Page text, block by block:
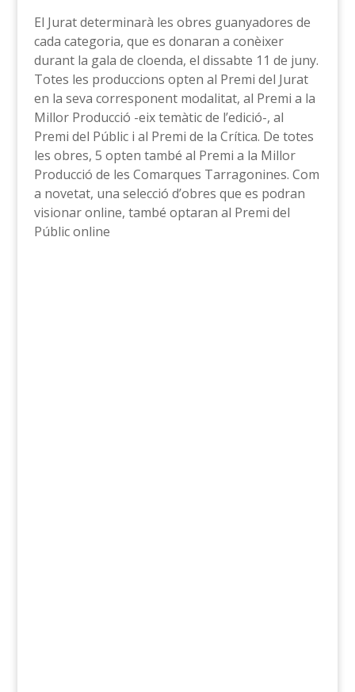
El Jurat determinarà les obres guanyadores de
cada categoria, que es donaran a conèixer
durant la gala de cloenda, el dissabte 11 de juny.
Totes les produccions opten al Premi del Jurat
en la seva corresponent modalitat, al Premi a la
Millor Producció -eix temàtic de l’edició-, al
Premi del Públic i al Premi de la Crítica. De totes
les obres, 5 opten també al Premi a la Millor
Producció de les Comarques Tarragonines. Com
a novetat, una selecció d’obres que es podran
visionar online, també optaran al Premi del
Públic online